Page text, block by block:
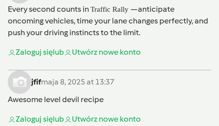
Every second counts inTraffic Rally —anticipate
oncoming vehicles, time your lane changes perfectly, and
push your driving instincts to the limit.
Zaloguj sięlub Utwórz nowe konto
jfifmaja 8, 2025 at 13:37
Awesome level devil recipe
Zaloguj sięlub Utwórz nowe konto